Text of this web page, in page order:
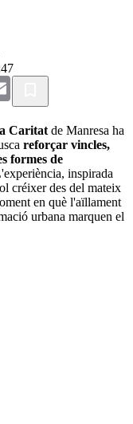
Email
Caritat de Manresa ha
reforçar vincles,
formes de
inspirada
créixer des del mateix
en què l'aïllament
urbana marquen el